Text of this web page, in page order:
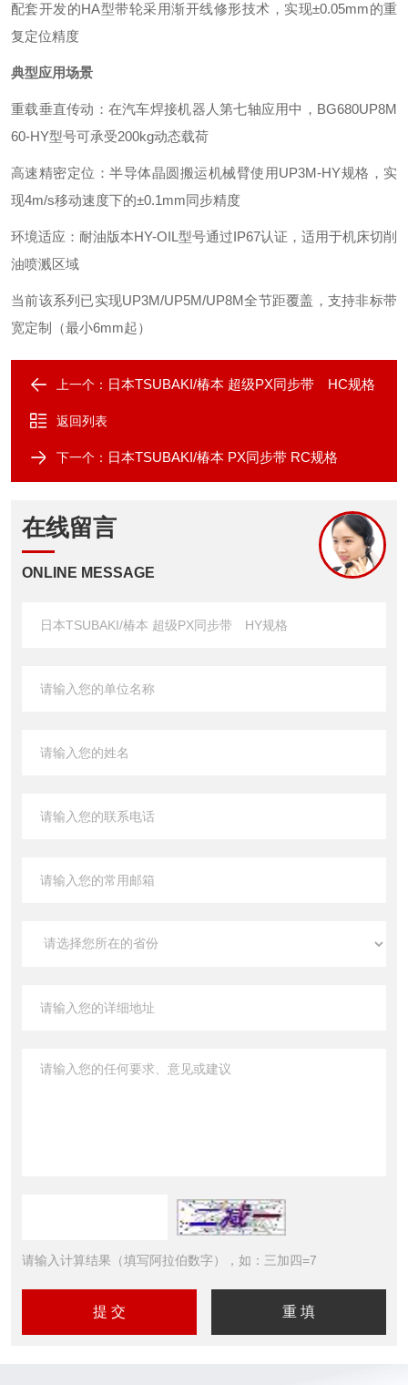
配套开发的HA型带轮采用渐开线修形技术，实现±0.05mm的重
复定位精度
典型应用场景
重载垂直传动：在汽车焊接机器人第七轴应用中，BG680UP8M
60-HY型号可承受200kg动态载荷
高速精密定位：半导体晶圆搬运机械臂使用UP3M-HY规格，实
现4m/s移动速度下的±0.1mm同步精度
环境适应：耐油版本HY-OIL型号通过IP67认证，适用于机床切削
油喷溅区域
当前该系列已实现UP3M/UP5M/UP8M全节距覆盖，支持非标带
宽定制（最小6mm起）
上一个： 日本TSUBAKI/椿本 超级PX同步带 HC规格
返回列表
下一个： 日本TSUBAKI/椿本 PX同步带 RC规格
在线留言
ONLINE MESSAGE
请输入计算结果（填写阿拉伯数字），如：三加四=7